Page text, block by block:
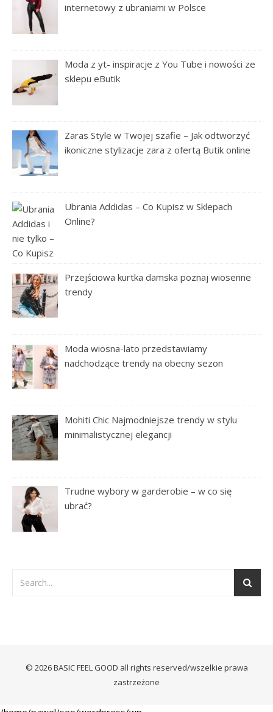
internetowy z ubraniami w Polsce
Moda z yt- inspiracje z You Tube i nowości ze
sklepu eButik
Zaras Style w Twojej szafie – Jak odtworzyć
ikoniczne stylizacje zara z ofertą Butik online
Ubrania Addidas – Co Kupisz w Sklepach
Online?
Przejściowa kurtka damska poznaj wiosenne
trendy
Moda wiosna-lato przedstawiamy
nadchodzące trendy na obecny sezon
Mohiti Chic Najmodniejsze trendy w stylu
minimalistycznej elegancji
Trudne wybory w garderobie – w co się
ubrać?
© 2026 BASIC FEEL GOOD all rights reserved/wszelkie prawa
zastrzeżone